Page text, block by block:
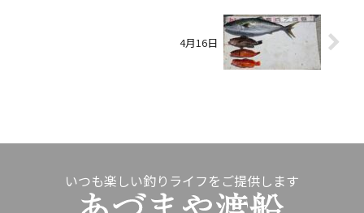
4月16日
いつも楽しい釣りライフをご提供します